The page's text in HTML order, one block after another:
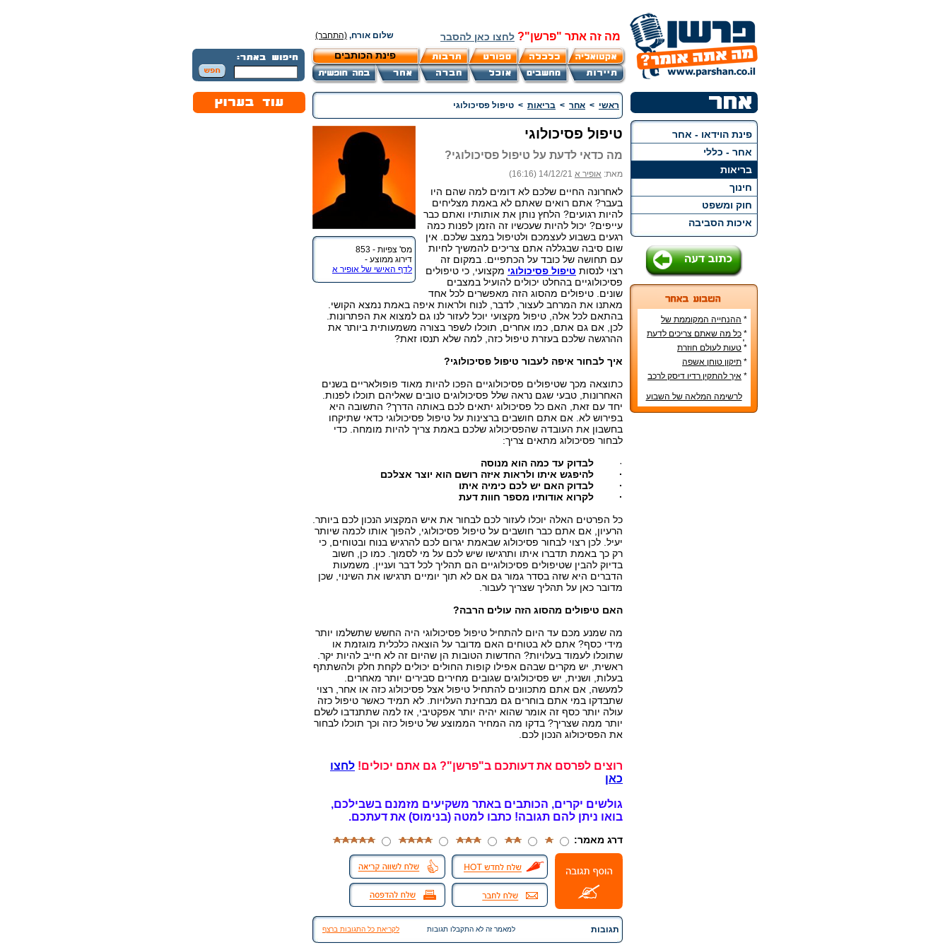
מה זה אתר "פרשן"? לחצו כאן להסבר שלום אורח, (התחבר)
פינת הכותבים
פינת הוידאו - אחר
אחר - כללי
בריאות
חינוך
חוק ומשפט
איכות הסביבה
* ההנחייה המקוממת של
משרד החינוך
* כל מה שאתם צריכים לדעת
לפני קניית מטבח חדש
* טעות לעולם חוזרת
* תיקון טוחן אשפה
* איך להתקין רדיו דיסק לרכב
לרשימה המלאה של השבוע
ראשי > אחר > בריאות > טיפול פסיכולוגי
מס' צפיות - 853
דירוג ממוצע -
לדף האישי של אופיר א
טיפול פסיכולוגי
מה כדאי לדעת על טיפול פסיכולוגי?
מאת: אופיר א 14/12/21 (16:16)
לאחרונה החיים שלכם לא דומים למה שהם היו
בעבר? אתם רואים שאתם לא באמת מצליחים
להיות רגועים? הלחץ נותן את אותותיו ואתם כבר
עייפים? יכול להיות שעכשיו זה הזמן לפנות כמה
רגעים בשבוע לעצמכם ולטיפול במצב שלכם. אין
שום סיבה שבגללה אתם צריכים להמשיך לחיות
עם תחושה של כובד על הכתפיים. במקום זה
רצוי לנסות טיפול פסיכולוגי מקצועי, כי טיפולים
פסיכולוגיים בהחלט יכולים להועיל במצבים
שונים. טיפולים מהסוג הזה מאפשרים לכל אחד
מאתנו את המרחב לעצור, לדבר, לנוח ולראות איפה באמת נמצא הקושי.
בהתאם לכל אלה, טיפול מקצועי יוכל לעזור לנו גם למצוא את הפתרונות.
לכן, אם גם אתם, כמו אחרים, תוכלו לשפר בצורה משמעותית ביותר את
ההרגשה שלכם בעזרת טיפול כזה, למה שלא תנסו זאת?
איך לבחור איפה לעבור טיפול פסיכולוגי?
כתוצאה מכך שטיפולים פסיכולוגיים הפכו להיות מאוד פופולאריים בשנים
האחרונות, טבעי שגם נראה שלל פסיכולוגים טובים שאליהם תוכלו לפנות.
יחד עם זאת, האם כל פסיכולוג יתאים לכם באותה הדרך? התשובה היא
בפירוש לא. אם אתם חושבים ברצינות על טיפול פסיכולוגי כדאי שתיקחו
בחשבון את העובדה שהפסיכולוג שלכם באמת צריך להיות מומחה. כדי
לבחור פסיכולוג מתאים צריך:
· לבדוק עד כמה הוא מנוסה
· להיפגש איתו ולראות איזה רושם הוא יוצר אצלכם
· לבדוק האם יש לכם כימיה איתו
· לקרוא אודותיו מספר חוות דעת
כל הפרטים האלה יוכלו לעזור לכם לבחור את איש המקצוע הנכון לכם ביותר.
הרעיון, אם אתם כבר חושבים על טיפול פסיכולוגי, להפוך אותו לכמה שיותר
יעיל. לכן רצוי לבחור פסיכולוג שבאמת יגרום לכם להרגיש בנוח ובטוחים, כי
רק כך באמת תדברו איתו ותרגישו שיש לכם על מי לסמוך. כמו כן, חשוב
בדיוק להבין שטיפולים פסיכולוגיים הם תהליך לכל דבר ועניין. משמעות
הדברים היא שזה בסדר גמור גם אם לא תוך יומיים תרגישו את השינוי, שכן
מדובר כאן על תהליך שצריך לעבור.
האם טיפולים מהסוג הזה עולים הרבה?
מה שמנע מכם עד היום להתחיל טיפול פסיכולוגי היה החשש שתשלמו יותר
מידי כסף? אתם לא בטוחים האם מדובר על הוצאה כלכלית מוגזמת או
שתוכלו לעמוד בעלויות? החדשות הטובות הן שהיום זה לא חייב להיות יקר.
ראשית, יש מקרים שבהם אפילו קופות החולים יכולים לקחת חלק ולהשתתף
בעלות, ושנית, יש פסיכולוגים שגובים מחירים סבירים יותר מאחרים.
למעשה, אם אתם מתכוונים להתחיל טיפול אצל פסיכולוג כזה או אחר, רצוי
שתבדקו במי אתם בוחרים גם מבחינת העלויות. לא תמיד כאשר טיפול כזה
עולה יותר כסף זה אומר שהוא יהיה יותר אפקטיבי, אז למה שתתנדבו לשלם
יותר ממה שצריך? בדקו מה המחיר הממוצע של טיפול כזה וכך תוכלו לבחור
את הפסיכולוג הנכון לכם.
רוצים לפרסם את דעותכם ב"פרשן"? גם אתם יכולים! לחצו
כאן
גולשים יקרים, הכותבים באתר משקיעים מזמנם בשבילכם,
בואו ניתן להם תגובה! כתבו למטה (בנימוס) את דעתכם.
דרג מאמר:
תגובות למאמר זה לא התקבלו תגובות לקריאת כל התגובות ברצף